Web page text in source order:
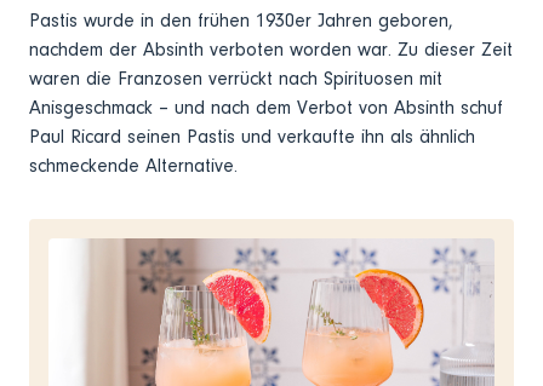
Pastis wurde in den frühen 1930er Jahren geboren,
nachdem der Absinth verboten worden war. Zu dieser Zeit
waren die Franzosen verrückt nach Spirituosen mit
Anisgeschmack – und nach dem Verbot von Absinth schuf
Paul Ricard seinen Pastis und verkaufte ihn als ähnlich
schmeckende Alternative.